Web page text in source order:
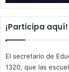
¡Participa aquí!
El secretario de
1320, que las